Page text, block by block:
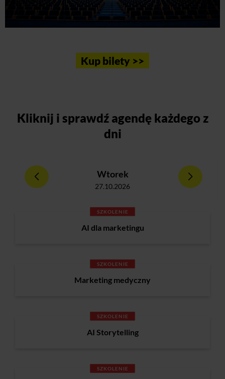
Kup bilety >>
Kliknij i sprawdź agendę każdego z
dni
Wtorek
27.10.2026
SZKOLENIE
AI dla marketingu
SZKOLENIE
Marketing medyczny
SZKOLENIE
AI Storytelling
SZKOLENIE